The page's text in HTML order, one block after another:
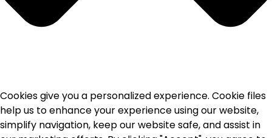
Cookies give you a personalized experience. Cookie files
help us to enhance your experience using our website,
simplify navigation, keep our website safe, and assist in